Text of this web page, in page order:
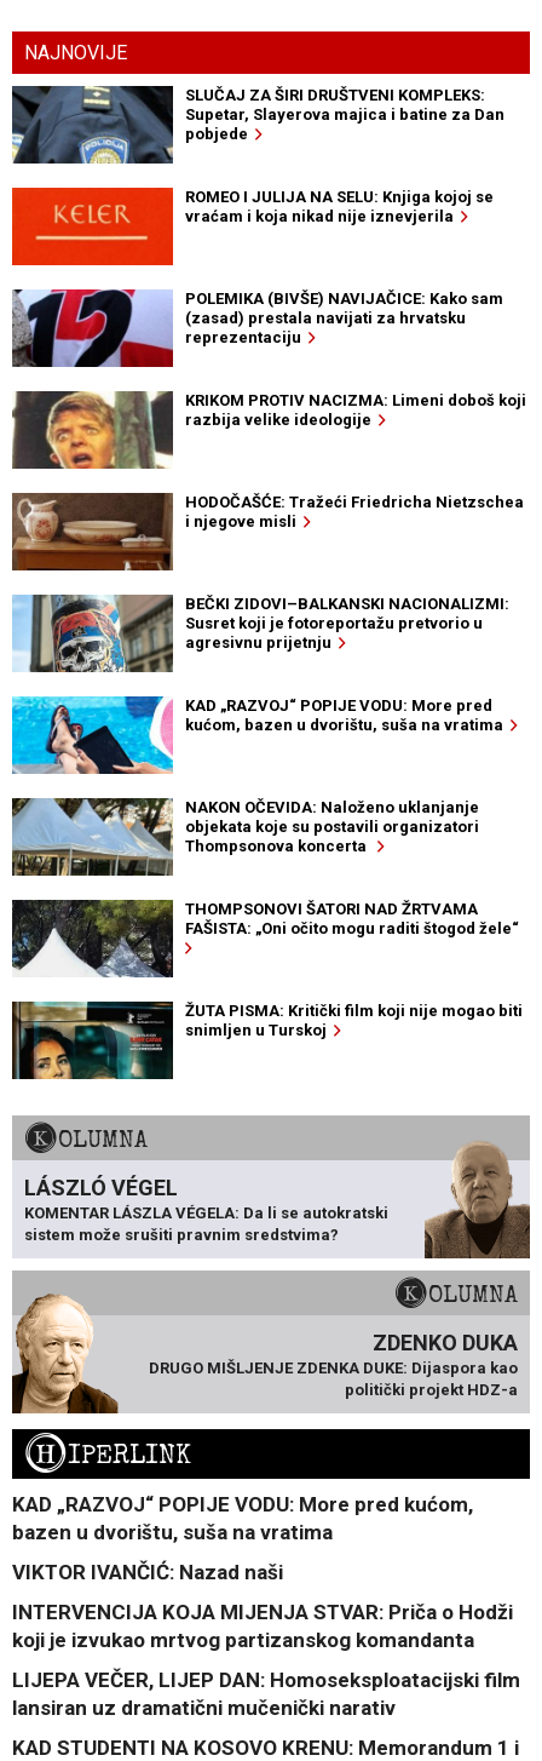
NAJNOVIJE
SLUČAJ ZA ŠIRI DRUŠTVENI KOMPLEKS:
Supetar, Slayerova majica i batine za Dan
pobjede
ROMEO I JULIJA NA SELU: Knjiga kojoj se
vraćam i koja nikad nije iznevjerila
POLEMIKA (BIVŠE) NAVIJAČICE: Kako sam
(zasad) prestala navijati za hrvatsku
reprezentaciju
KRIKOM PROTIV NACIZMA: Limeni doboš koji
razbija velike ideologije
HODOČAŠĆE: Tražeći Friedricha Nietzschea
i njegove misli
BEČKI ZIDOVI–BALKANSKI NACIONALIZMI:
Susret koji je fotoreportažu pretvorio u
agresivnu prijetnju
KAD „RAZVOJ“ POPIJE VODU: More pred
kućom, bazen u dvorištu, suša na vratima
NAKON OČEVIDA: Naloženo uklanjanje
objekata koje su postavili organizatori
Thompsonova koncerta
THOMPSONOVI ŠATORI NAD ŽRTVAMA
FAŠISTA: „Oni očito mogu raditi štogod žele“
ŽUTA PISMA: Kritički film koji nije mogao biti
snimljen u Turskoj
KOLUMNA
LÁSZLÓ VÉGEL
KOMENTAR LÁSZLA VÉGELA: Da li se autokratski
sistem može srušiti pravnim sredstvima?
KOLUMNA
ZDENKO DUKA
DRUGO MIŠLJENJE ZDENKA DUKE: Dijaspora kao
politički projekt HDZ-a
HIPERLINK
KAD „RAZVOJ“ POPIJE VODU: More pred kućom,
bazen u dvorištu, suša na vratima
VIKTOR IVANČIĆ: Nazad naši
INTERVENCIJA KOJA MIJENJA STVAR: Priča o Hodži
koji je izvukao mrtvog partizanskog komandanta
LIJEPA VEČER, LIJEP DAN: Homoseksploatacijski film
lansiran uz dramatični mučenički narativ
KAD STUDENTI NA KOSOVO KRENU: Memorandum 1 i